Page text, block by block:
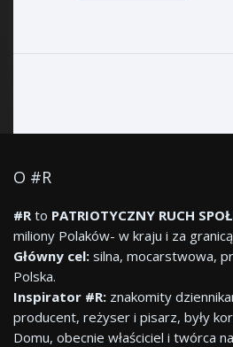
O #R
#R to PATRIOTYCZNY RUCH
miliony Polaków- w kraju i za
Główny cel: silna, mocarstwowa,
Polska.
Inspirator #R: znakomity
producent, reżyser i pisarz, były
Domu, obecnie właściciel i twórca